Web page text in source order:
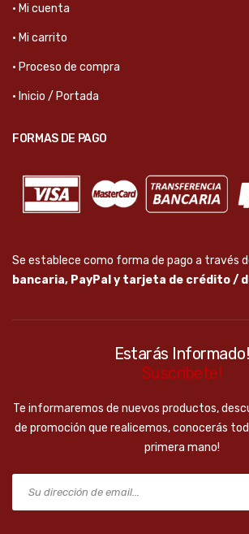
· Mi cuenta
· Mi carrito
· Proceso de compra
· Inicio / Portada
FORMAS DE PAGO
Se establece como forma de pago a través
bancaria, PayPal y tarjeta de crédito /
Estarás Informado!
Suscribete!
Te informaremos de nuevos productos,
de promoción que realicemos, conocerás
primera mano!